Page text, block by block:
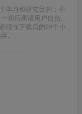
学习和研究目的；不
切后果请用户自负。
须在下载后的24个小
。